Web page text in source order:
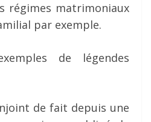
régimes matrimoniaux
par exemple.
de légendes
de fait depuis une